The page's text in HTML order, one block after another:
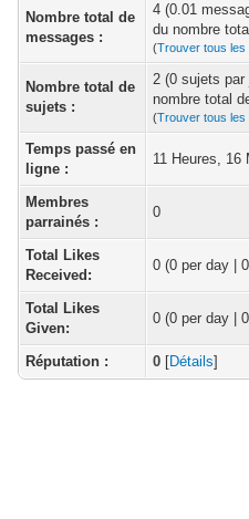
Nombre total de
messages :
4 (0.01
du nombre
(Trouver tous les
Nombre total de
sujets :
2 (0 sujets par
nombre total
(Trouver tous les
Temps passé en
ligne :
11 Heures, 16
Membres
parrainés :
0
Total Likes
Received:
0 (0 per day |
Total Likes
Given:
0 (0 per day |
Réputation : 0 [Détails]